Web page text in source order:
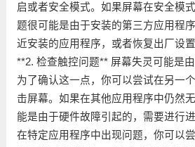
启或者安全模式。如果屏幕在安全模
题很可能是由于安装的第三方应用程
近安装的应用程序，或者恢复出厂设
**2. 检查触控问题** 屏幕失灵可能是
为了确认这一点，你可以尝试在另一
击屏幕。如果在其他应用程序中仍然
能是由于硬件故障引起的，需要进行
在特定应用程序中出现问题，你可以